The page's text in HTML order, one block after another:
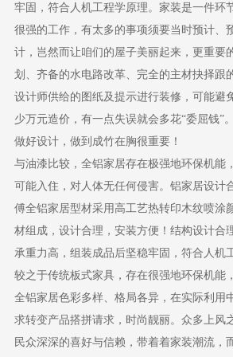
牢固，符合人机工程学原理。家装是一件环
很强的工作，有太多的事项须要当时预计、
计，岂然而让咱们的屋子美丽起来，更重要
划、齐备的水电路改革、完全的主材抉择跟
设计师供给的图纸及提示进行装修，可能避
少万元造价，有一点失误就会多花“委屈钱”
做好设计，做到成竹在胸很重要！
与油漆比较，全铝家居存在极强地环保机能
可能入住，对人体无任何侵害。铝家居设计
傅全铝家居型材采用高工艺热转印木纹喷涂
材组成，设计合理，安装方便！结构设计合
承重力高，组装成品后坚稳牢固，符合人机
较之于传统板式家具，存在很强地环保机能
全铝家居色彩多样、格局各异，在实际利用
求转变产品搭拼请求，时尚靓丽。众多上风
民众深深的喜好与信赖，带着着家装潮流，